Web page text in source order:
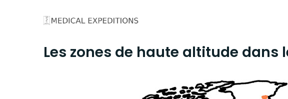
Les zones de haute altitude dans